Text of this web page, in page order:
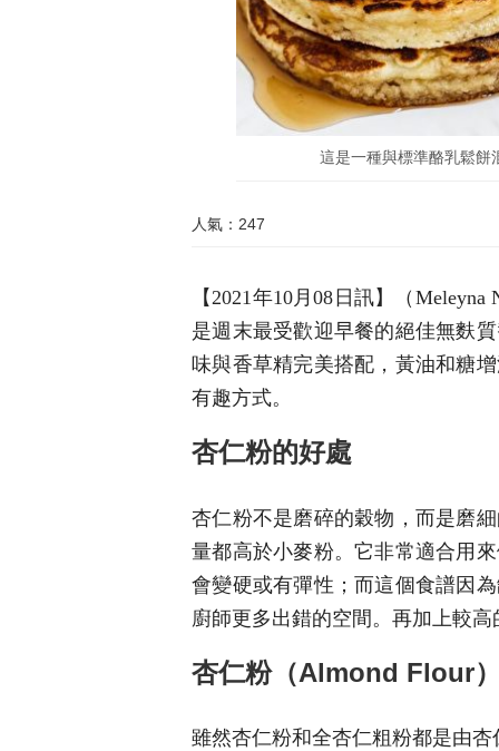
這是一種與標準酪乳鬆餅
人氣：247
【2021年10月08日訊】（
是週末最受歡迎早餐的絕佳無麩
味與香草精完美搭配，黃油和糖
有趣方式。
杏仁粉的好處
杏仁粉不是磨碎的穀物，而是磨
量都高於小麥粉。它非常適合用
會變硬或有彈性；而這個食譜因
廚師更多出錯的空間。再加上較
杏仁粉（Almond Flour
雖然杏仁粉和全杏仁粗粉都是由